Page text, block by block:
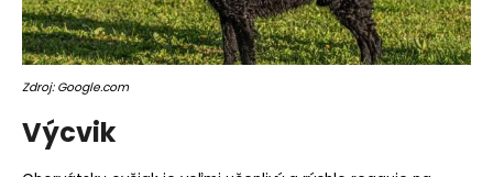
Zdroj: Google.com
Výcvik